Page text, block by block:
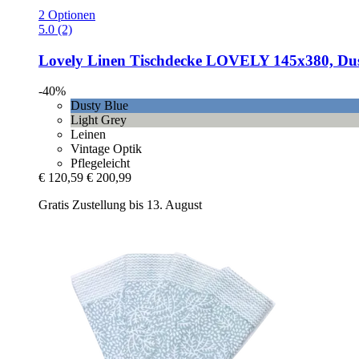
2 Optionen
5.0 (2)
Lovely Linen Tischdecke LOVELY 145x380,
-40%
Dusty Blue
Light Grey
Leinen
Vintage Optik
Pflegeleicht
€ 120,59 € 200,99
Gratis Zustellung bis 13. August